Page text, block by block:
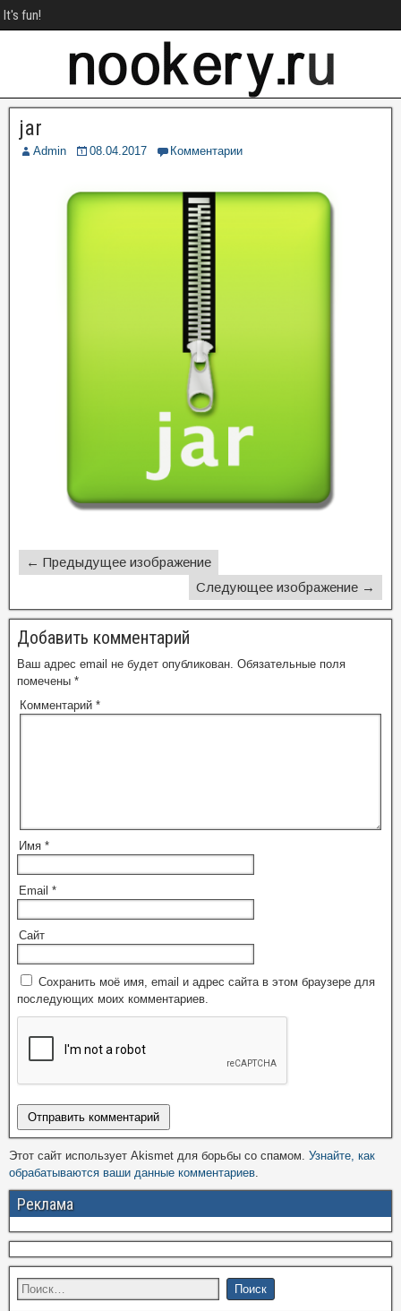
It's fun!
jar
Admin 08.04.2017 Комментарии
← Предыдущее изображение
Следующее изображение →
Добавить комментарий
Ваш адрес email не будет опубликован. Обязательные поля
помечены *
Комментарий *
Имя *
Email *
Сайт
Сохранить моё имя, email и адрес сайта в этом браузере для
последующих моих комментариев.
Этот сайт использует Akismet для борьбы со спамом. Узнайте, как
обрабатываются ваши данные комментариев.
Реклама